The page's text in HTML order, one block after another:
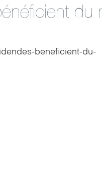
du
beneficient-du-